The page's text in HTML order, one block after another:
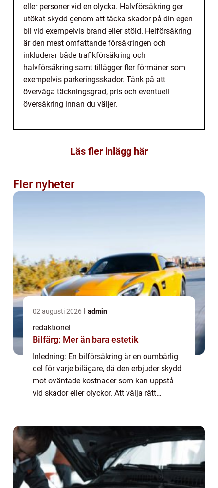
eller personer vid en olycka. Halvförsäkring ger
utökat skydd genom att täcka skador på din egen
bil vid exempelvis brand eller stöld. Helförsäkring
är den mest omfattande försäkringen och
inkluderar både trafikförsäkring och
halvförsäkring samt tillägger fler förmåner som
exempelvis parkeringsskador. Tänk på att
överväga täckningsgrad, pris och eventuell
översäkring innan du väljer.
Läs fler inlägg här
Fler nyheter
02 augusti 2026 admin
redaktionel
Bilfärg: Mer än bara estetik
Inledning: En bilförsäkring är en oumbärlig
del för varje bilägare, då den erbjuder skydd
mot oväntade kostnader som kan uppstå
vid skador eller olyckor. Att välja rätt